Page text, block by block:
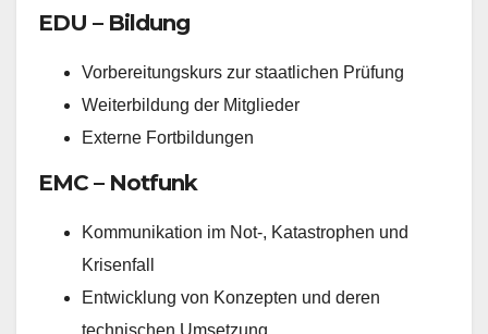
EDU – Bildung
Vorbereitungskurs zur staatlichen Prüfung
Weiterbildung der Mitglieder
Externe Fortbildungen
EMC – Notfunk
Kommunikation im Not-, Katastrophen und
Krisenfall
Entwicklung von Konzepten und deren
technischen Umsetzung